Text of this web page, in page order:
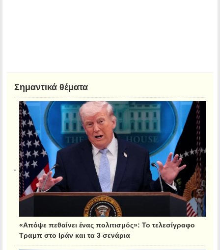
Σημαντικά θέματα
«Απόψε πεθαίνει ένας πολιτισμός»: Το τελεσίγραφο
Τραμπ στο Ιράν και τα 3 σενάρια